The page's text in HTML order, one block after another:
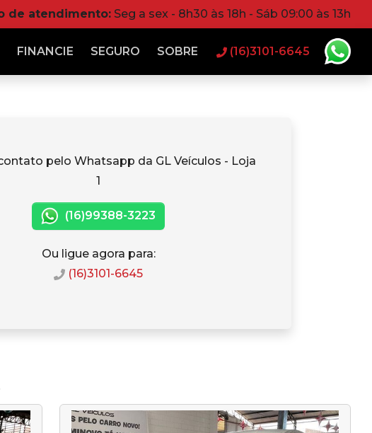
de atendimento: Seg a sex - 8h30 às 18h - Sáb 09:00 às 13h
FINANCIE SEGURO SOBRE (16)3101-6645
pelo Whatsapp da GL Veículos - Loja
1
(16)99388-3223
Ou ligue agora para:
(16)3101-6645